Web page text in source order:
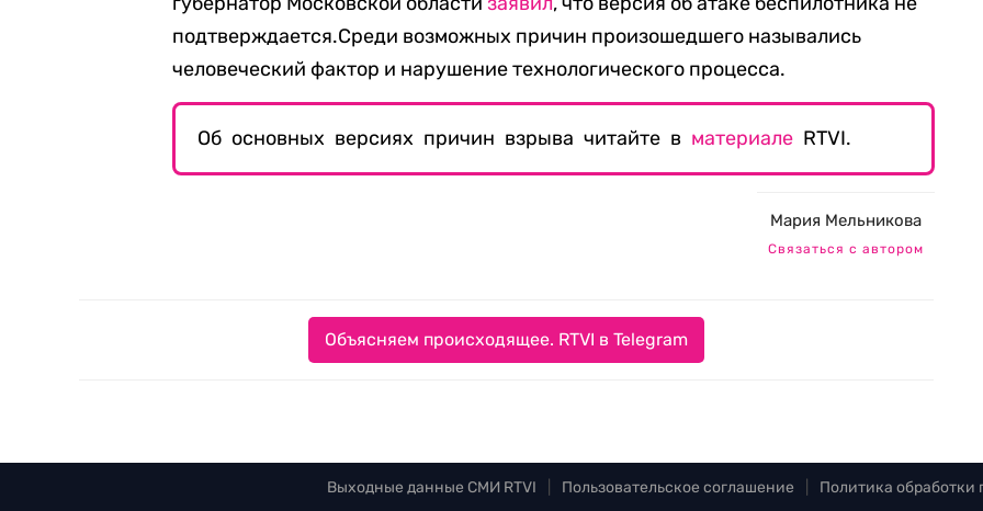
подтверждается.Среди возможных причин произошедшего назывались
человеческий фактор и нарушение технологического процесса.
Об основных версиях причин взрыва читайте в материале RTVI.
Мария Мельникова
Связаться с автором
Объясняем происходящее. RTVI в Telegram
Выходные данные СМИ RTVI Пользовательское соглашение Политика